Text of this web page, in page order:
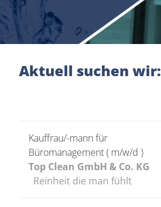
Aktuell suchen wir:
Kauffrau/-mann für
Büromanagement ( m/w/d )
Top Clean GmbH & Co. KG
Reinheit die man fühlt